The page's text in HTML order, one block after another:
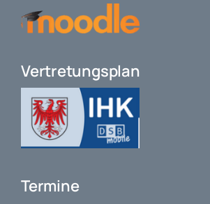
Vertretungsplan
Termine